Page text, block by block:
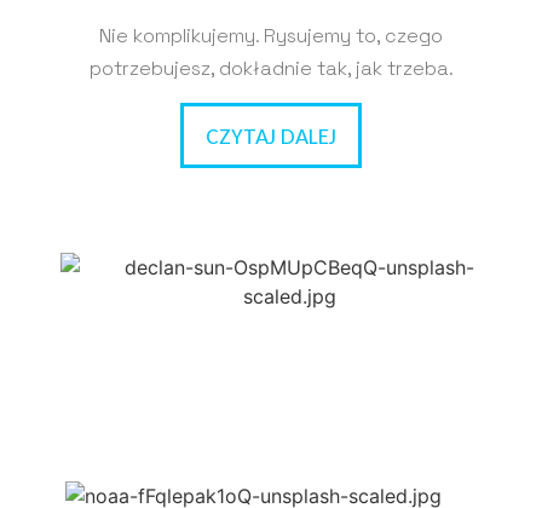
Nie komplikujemy. Rysujemy to, czego
potrzebujesz, dokładnie tak, jak trzeba.
CZYTAJ DALEJ